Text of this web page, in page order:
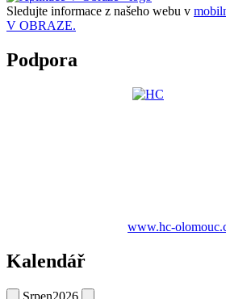
Sledujte informace z našeho webu v
V OBRAZE.
Podpora
www.hc-
Kalendář
Srpen2026